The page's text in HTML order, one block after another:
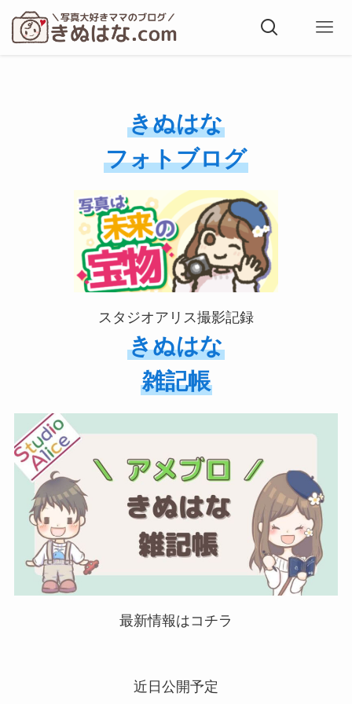
きぬはな
フォトブログ
スタジオアリス撮影記録
きぬはな
雑記帳
最新情報はコチラ
近日公開予定